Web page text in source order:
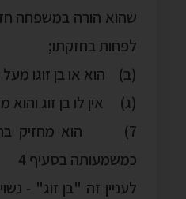
שהוא הורה במשפחה
לפחות בחזקתו;
(ב) הוא או בן זוגו מעל
(ג) אין לו בן זוג והוא
7) הוא מחזיק
כמשמעותה בסעיף 4
לעניין זה "בן זוג" ‑